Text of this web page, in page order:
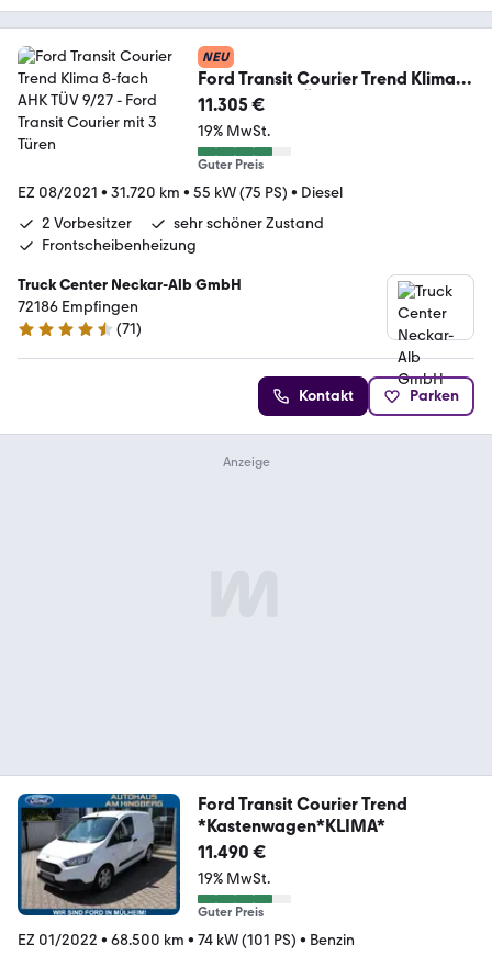
NEU
Ford Transit Courier Trend Klima
8-fach AHK TÜV 9/27
11.305 €
19% MwSt.
Guter Preis
EZ 08/2021 • 31.720 km • 55 kW (75 PS) • Diesel
2 Vorbesitzer
sehr schöner Zustand
Frontscheibenheizung
Truck Center Neckar-Alb GmbH
72186 Empfingen
4.7 Sterne
(71)
Kontakt Parken
Ford Transit Courier Trend
*Kastenwagen*KLIMA*
11.490 €
19% MwSt.
Guter Preis
EZ 01/2022 • 68.500 km • 74 kW (101 PS) • Benzin